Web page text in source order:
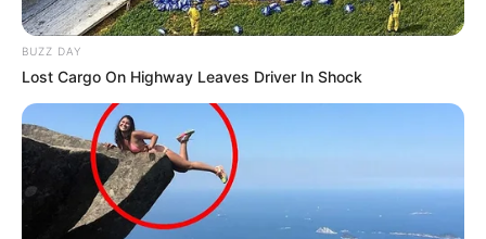
BUZZ DAY
Lost Cargo On Highway Leaves Driver In Shock